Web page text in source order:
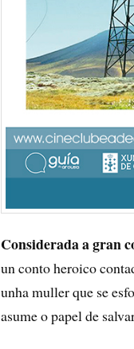
Considerada a gran
un conto heroico
unha muller que se
asume o papel de